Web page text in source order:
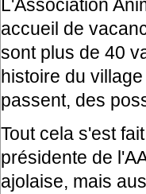
L'Association
accueil de
sont plus de 40
histoire du
passent, des
Tout cela s'est
présidente de
ajolaise, mais